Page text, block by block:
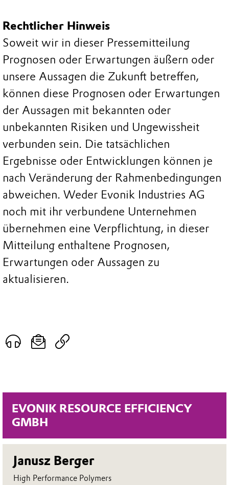
EVONIK RESOURCE EFFICIENCY
GMBH
Janusz Berger
High Performance Polymers
Rechtlicher Hinweis
Soweit wir in dieser Pressemitteilung
Prognosen oder Erwartungen äußern oder
unsere Aussagen die Zukunft betreffen,
können diese Prognosen oder Erwartungen
der Aussagen mit bekannten oder
unbekannten Risiken und Ungewissheit
verbunden sein. Die tatsächlichen
Ergebnisse oder Entwicklungen können je
nach Veränderung der Rahmenbedingungen
abweichen. Weder Evonik Industries AG
noch mit ihr verbundene Unternehmen
übernehmen eine Verpflichtung, in dieser
Mitteilung enthaltene Prognosen,
Erwartungen oder Aussagen zu
aktualisieren.